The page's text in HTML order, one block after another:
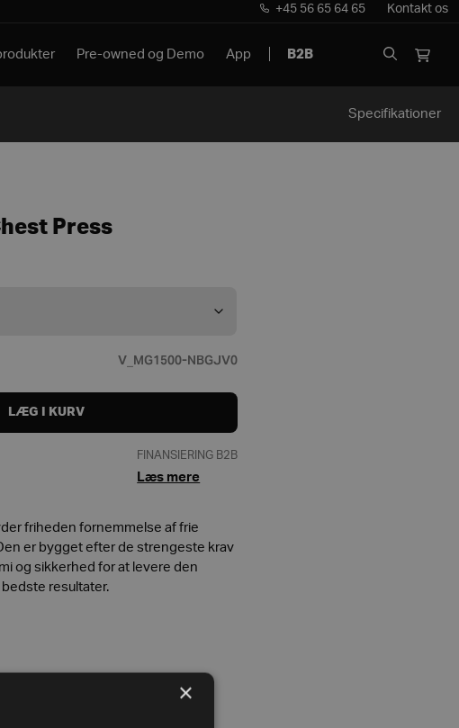
+45 56 65 64 65 Kontakt os
Pre-owned og Demo App B2B
Specifikationer
Press
V_MG1500-NBGJV0
LÆG I KURV
FINANSIERING B2B
Læs mere
friheden fornemmelse af frie
er bygget efter de strengeste krav
og sikkerhed for at levere den
resultater.
×